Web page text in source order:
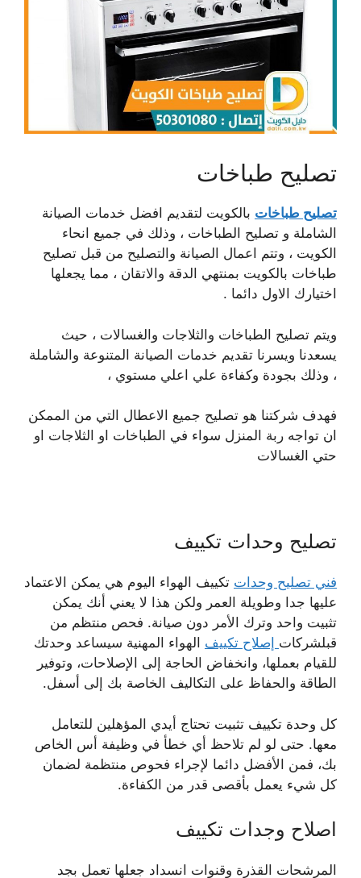
تصليح طباخات
تصليح طباخات بالكويت لتقديم افضل خدمات الصيانة
الشاملة و تصليح الطباخات ، وذلك في جميع انحاء
الكويت ، وتتم اعمال الصيانة والتصليح من قبل تصليح
طباخات بالكويت بمنتهي الدقة والاتقان ، مما يجعلها
اختيارك الاول دائما .
ويتم تصليح الطباخات والثلاجات والغسالات ، حيث
يسعدنا ويسرنا تقديم خدمات الصيانة المتنوعة والشاملة
، وذلك بجودة وكفاءة علي اعلي مستوي ،
فهدف شركتنا هو تصليح جميع الاعطال التي من الممكن
ان تواجه ربة المنزل سواء في الطباخات او الثلاجات او
حتي الغسالات
تصليح وحدات تكييف
فني تصليح وحدات تكييف الهواء اليوم هي يمكن الاعتماد
عليها جدا وطويلة العمر ولكن هذا لا يعني أنك يمكن
تثبيت واحد وترك الأمر دون صيانة. فحص منتظم من
قبلشركات إصلاح تكييف الهواء المهنية سيساعد وحدتك
للقيام بعملها، وانخفاض الحاجة إلى الإصلاحات، وتوفير
الطاقة والحفاظ على التكاليف الخاصة بك إلى أسفل.
كل وحدة تكييف تثبيت تحتاج أيدي المؤهلين للتعامل
معها. حتى لو لم تلاحظ أي خطأ في وظيفة أس الخاص
بك، فمن الأفضل دائما لإجراء فحوص منتظمة لضمان
كل شيء يعمل بأقصى قدر من الكفاءة.
اصلاح وجدات تكييف
المرشحات القذرة وقنوات انسداد جعلها تعمل بجد